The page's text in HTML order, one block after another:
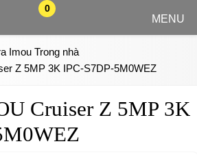
0
MENU
Imou Trong nhà
Z 5MP 3K IPC-S7DP-5M0WEZ
Cruiser Z 5MP 3K